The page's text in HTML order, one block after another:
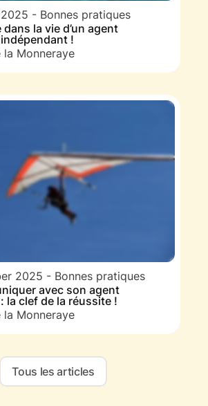
- Bonnes pratiques
la vie d’un agent
!
la Monneraye
2025 - Bonnes pratiques
avec son agent
la clef de la réussite !
la Monneraye
Tous les articles